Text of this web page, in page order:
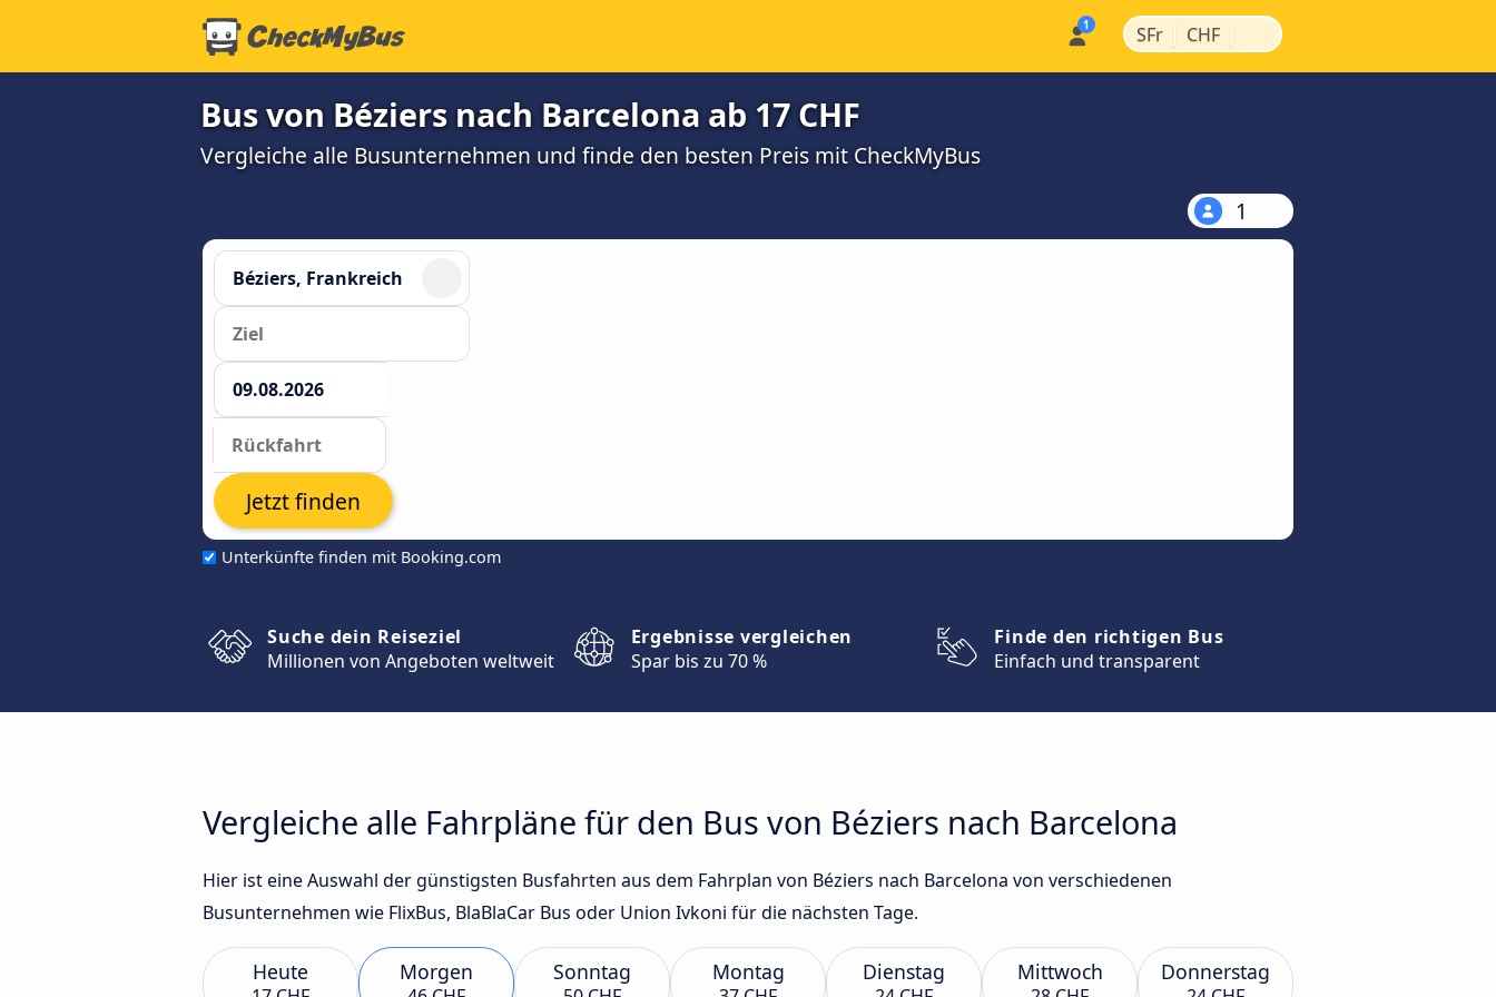
SFr | CHF |
Bus von Béziers nach Barcelona ab 17 CHF
Vergleiche alle Busunternehmen und finde den besten Preis mit CheckMyBus
1
Unterkünfte finden mit Booking.com
Jetzt finden
Suche dein Reiseziel
Millionen von Angeboten weltweit
Ergebnisse vergleichen
Spar bis zu 70 %
Finde den richtigen Bus
Einfach und transparent
Vergleiche alle Fahrpläne für den Bus von Béziers nach Barcelona
Hier ist eine Auswahl der günstigsten Busfahrten aus dem Fahrplan von Béziers nach Barcelona von verschiedenen
Busunternehmen wie FlixBus, BlaBlaCar Bus oder Union Ivkoni für die nächsten Tage.
Heute Morgen Sonntag Montag Dienstag Mittwoch Donnerstag